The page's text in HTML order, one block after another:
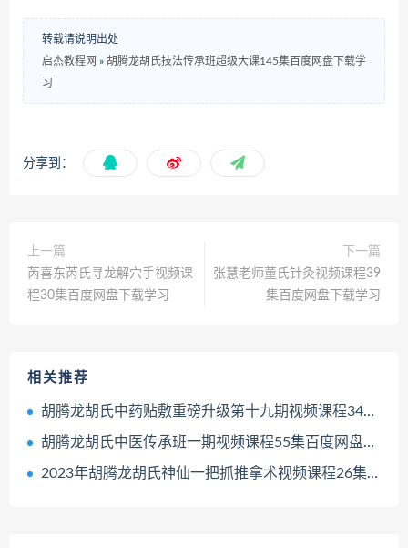
转载请说明出处
启杰教程网 » 胡腾龙胡氏技法传承班超级大课145集百度网盘下载学
习
分享到：
上一篇
芮喜东芮氏寻龙解穴手视频课
程30集百度网盘下载学习
下一篇
张慧老师董氏针灸视频课程39
集百度网盘下载学习
相关推荐
胡腾龙胡氏中药贴敷重磅升级第十九期视频课程34集百度网盘下载学习
胡腾龙胡氏中医传承班一期视频课程55集百度网盘下载学习
2023年胡腾龙胡氏神仙一把抓推拿术视频课程26集神仙一把抓推拿教程百度网盘下载学习